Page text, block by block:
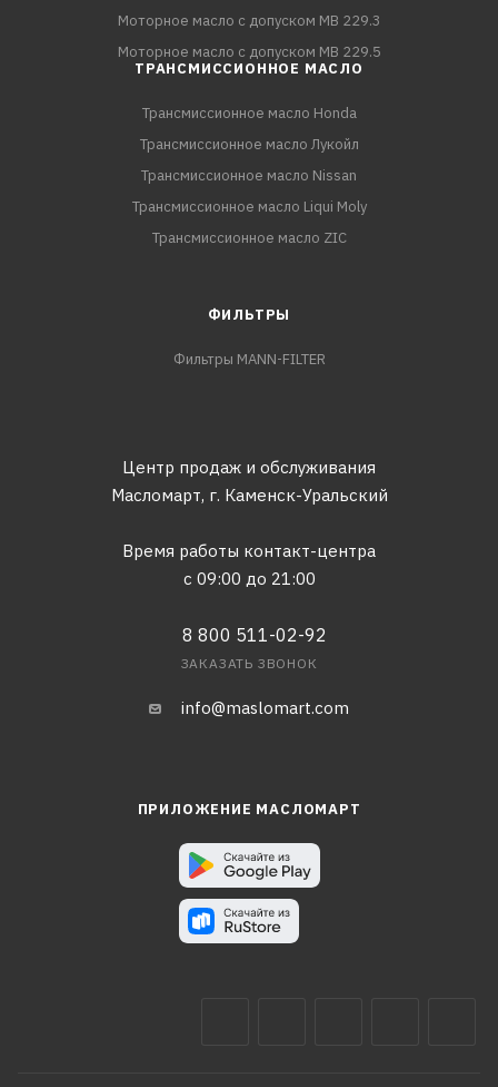
Моторное масло с допуском MB 229.3
Моторное масло с допуском MB 229.5
ТРАНСМИССИОННОЕ МАСЛО
Трансмиссионное масло Honda
Трансмиссионное масло Лукойл
Трансмиссионное масло Nissan
Трансмиссионное масло Liqui Moly
Трансмиссионное масло ZIC
ФИЛЬТРЫ
Фильтры MANN-FILTER
Центр продаж и обслуживания
Масломарт, г. Каменск-Уральский
Время работы контакт-центра
с 09:00 до 21:00
8 800 511-02-92
ЗАКАЗАТЬ ЗВОНОК
info@maslomart.com
ПРИЛОЖЕНИЕ МАСЛОМАРТ